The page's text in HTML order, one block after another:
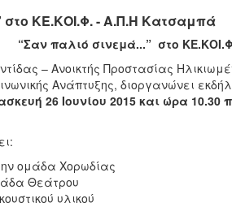
στο ΚΕ.ΚΟΙ.Φ. - Α.Π.Η Κατσαμπά
“Σαν παλιό σινεμά...” στο
– Ανοικτής Προστασίας
Ανάπτυξης, διοργανώνει
26 Ιουνίου 2015 και ώρα 10.30
ομάδα Χορωδίας
Θεάτρου
υλικού